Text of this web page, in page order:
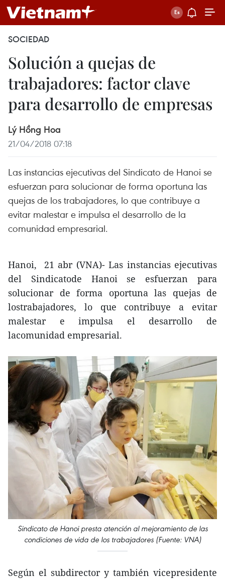
SOCIEDAD
Solución a quejas de
trabajadores: factor clave
para desarrollo de empresas
Lý Hồng Hoa
21/04/2018 07:18
Las instancias ejecutivas del Sindicato de Hanoi se
esfuerzan para solucionar de forma oportuna las
quejas de los trabajadores, lo que contribuye a
evitar malestar e impulsa el desarrollo de la
comunidad empresarial.
Hanoi, 21 abr (VNA)- Las instancias ejecutivas
del Sindicatode Hanoi se esfuerzan para
solucionar de forma oportuna las quejas de
lostrabajadores, lo que contribuye a evitar
malestar e impulsa el desarrollo de
lacomunidad empresarial.
Sindicato de Hanoi presta atención al mejoramiento de las
condiciones de vida de los trabajadores (Fuente: VNA)
Según el subdirector y también vicepresidente